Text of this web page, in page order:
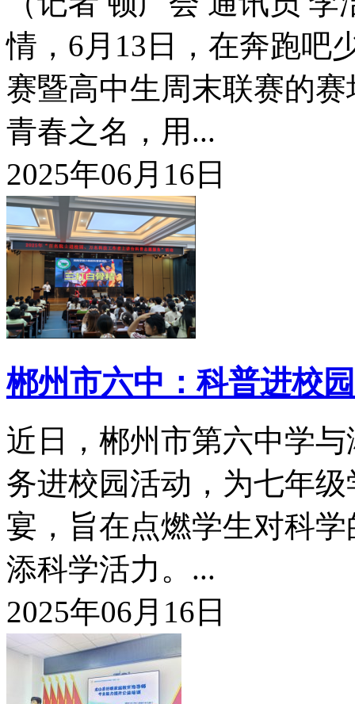
情，6月13日，在奔跑吧
赛暨高中生周末联赛的
青春之名，用...
2025年06月16日
郴州市六中：科普进校
近日，郴州市第六中学
务进校园活动，为七年
宴，旨在点燃学生对科
添科学活力。...
2025年06月16日